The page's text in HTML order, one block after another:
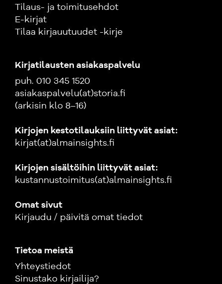
Tilaus- ja toimitusehdot
E-kirjat
Tilaa kirjauutuudet -kirje
Kirjatilausten asiakaspalvelu
puh. 010 345 1520
asiakaspalvelu(at)storia.fi
(arkisin klo 8–16)
Kirjojen kestotilauksiin liittyvät asiat:
kirjat(at)almainsights.fi
Kirjojen sisältöihin liittyvät asiat:
kustannustoimitus(at)almainsights.fi
Omat sivut
Kirjaudu / päivitä omat tiedot
Tietoa meistä
Yhteystiedot
Sinustako kirjailija?